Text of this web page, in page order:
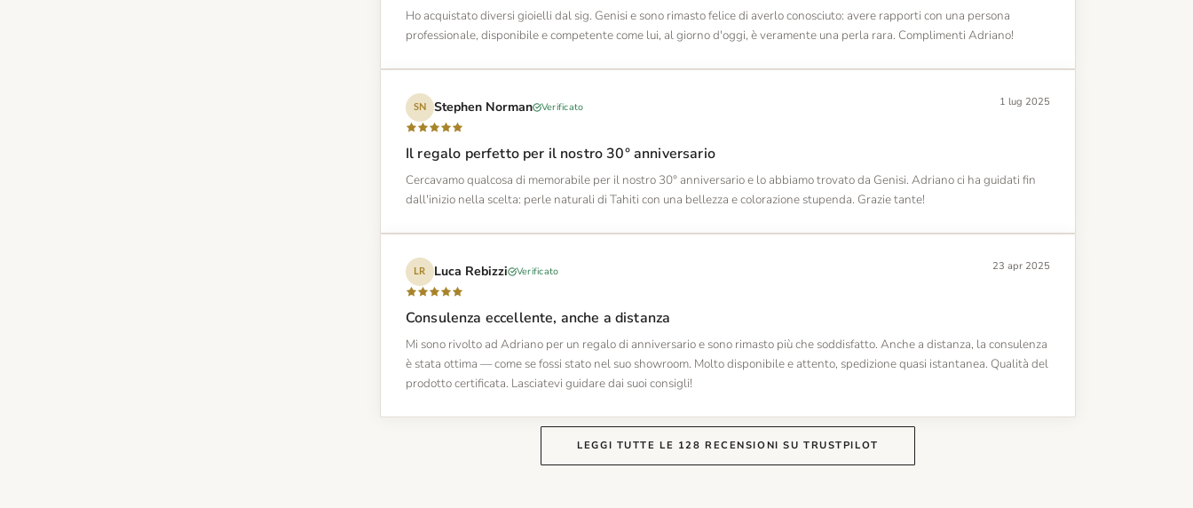
Ho acquistato diversi gioielli dal sig. Genisi e sono rimasto felice di averlo conosciuto: avere rapporti con una persona
professionale, disponibile e competente come lui, al giorno d'oggi, è veramente una perla rara. Complimenti Adriano!
SN Stephen Norman Verificato 1 lug 2025
Il regalo perfetto per il nostro 30° anniversario
Cercavamo qualcosa di memorabile per il nostro 30° anniversario e lo abbiamo trovato da Genisi. Adriano ci ha guidati fin
dall'inizio nella scelta: perle naturali di Tahiti con una bellezza e colorazione stupenda. Grazie tante!
LR Luca Rebizzi Verificato 23 apr 2025
Consulenza eccellente, anche a distanza
Mi sono rivolto ad Adriano per un regalo di anniversario e sono rimasto più che soddisfatto. Anche a distanza, la consulenza
è stata ottima — come se fossi stato nel suo showroom. Molto disponibile e attento, spedizione quasi istantanea. Qualità del
prodotto certificata. Lasciatevi guidare dai suoi consigli!
LEGGI TUTTE LE 128 RECENSIONI SU TRUSTPILOT